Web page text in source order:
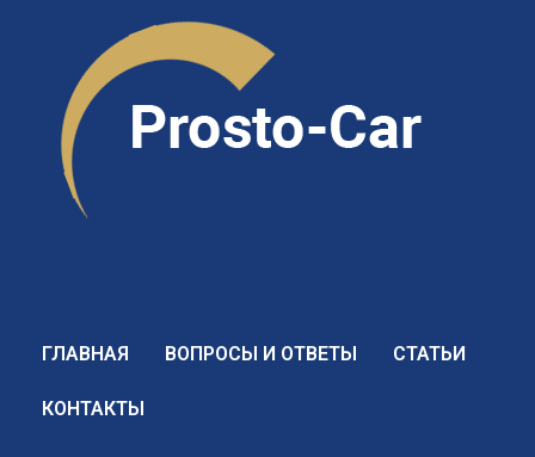
содержимому
ГЛАВНАЯ ВОПРОСЫ И ОТВЕТЫ СТАТЬИ
КОНТАКТЫ